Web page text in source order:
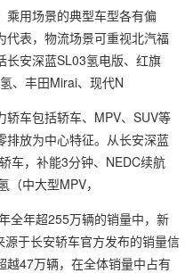
用场景的典型车型各有偏
代表，物流场景可重视北汽福
长安深蓝SL03氢电版、红旗
、丰田Mirai、现代N
车包括轿车、MPV、SUV等
排放为中心特征。从长安深蓝
车，补能3分钟、NEDC续航
中大型MPV，
年超255万辆的销量中，新
于长安轿车官方发布的销量信
越47万辆，在全体销量中占有